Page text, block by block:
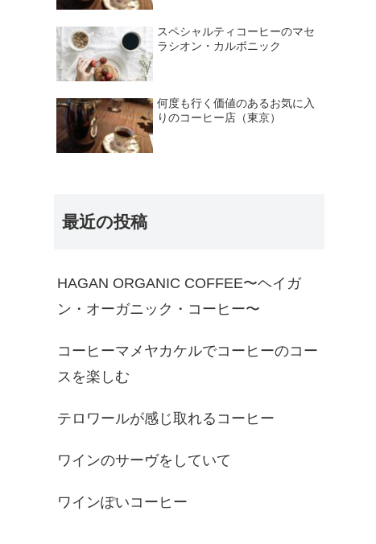
スペシャルティコーヒーのマセ
ラシオン・カルボニック
何度も行く価値のあるお気に入
りのコーヒー店（東京）
最近の投稿
HAGAN ORGANIC COFFEE〜ヘイガ
ン・オーガニック・コーヒー〜
コーヒーマメヤカケルでコーヒーのコー
スを楽しむ
テロワールが感じ取れるコーヒー
ワインのサーヴをしていて
ワインぽいコーヒー